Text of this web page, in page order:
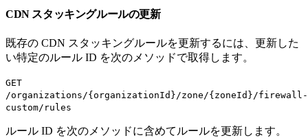
CDN スタッキングルールの更新
既存の CDN スタッキングルールを更新するには、更新した
い特定のルール ID を次のメソッドで取得します。
GET
/organizations/{organizationId}/zone/{zoneId}/firewall-
custom/rules
ルール ID を次のメソッドに含めてルールを更新します。